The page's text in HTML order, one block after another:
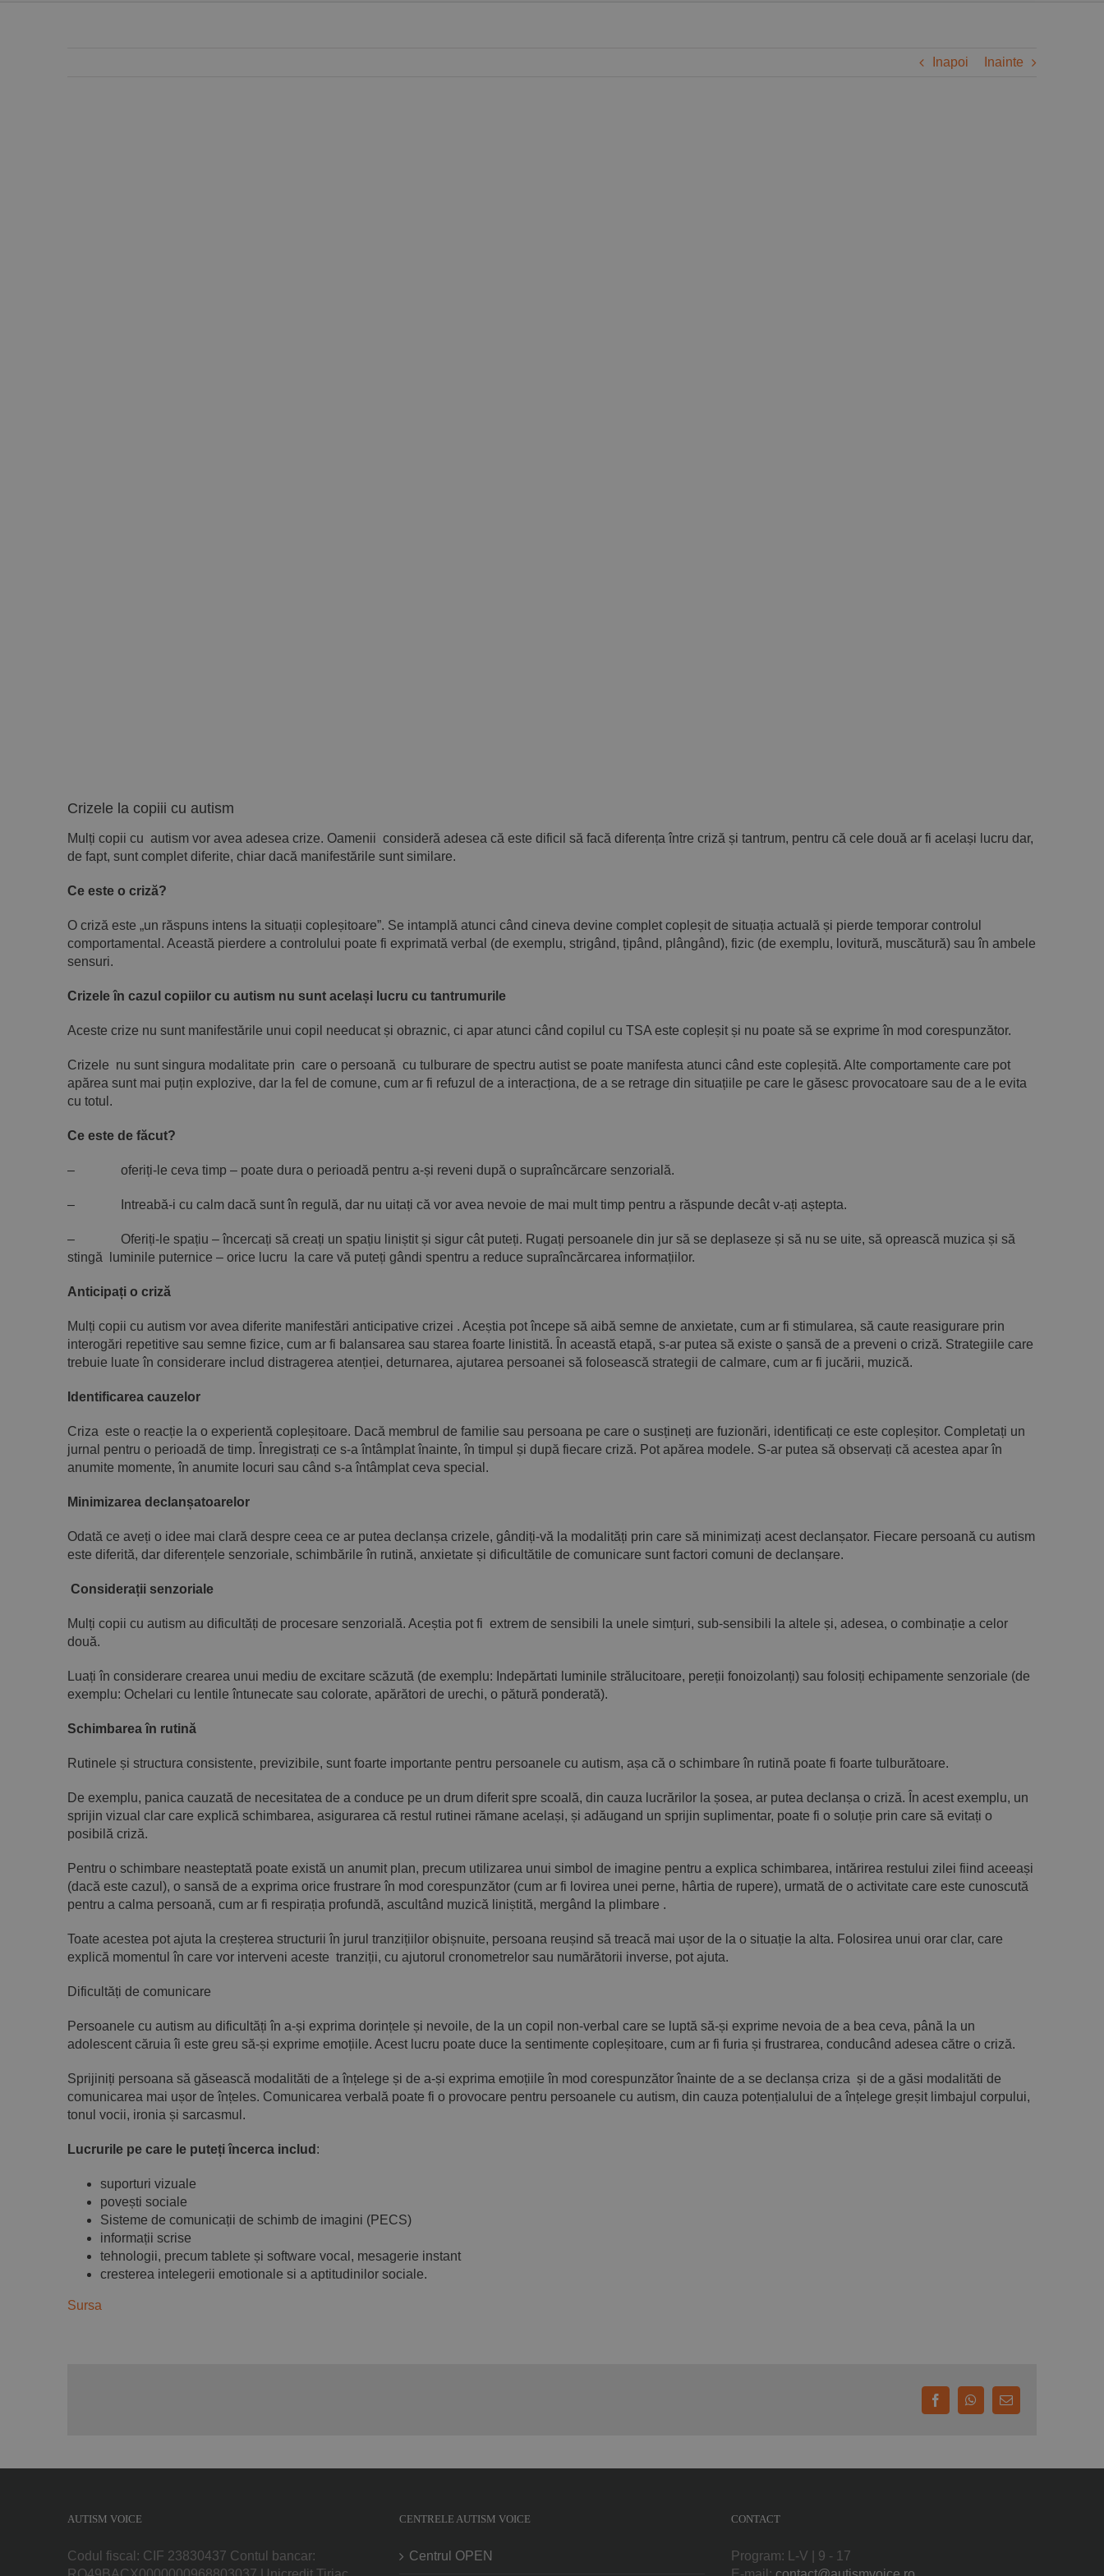
Inapoi Inainte
Crizele la copiii cu autism
Mulți copii cu autism vor avea adesea crize. Oamenii consideră adesea că este dificil să facă diferența între criză și tantrum, pentru că cele două ar fi același lucru dar,
de fapt, sunt complet diferite, chiar dacă manifestările sunt similare.
Ce este o criză?
O criză este „un răspuns intens la situații copleșitoare”. Se intamplă atunci când cineva devine complet copleșit de situația actuală și pierde temporar controlul
comportamental. Această pierdere a controlului poate fi exprimată verbal (de exemplu, strigând, țipând, plângând), fizic (de exemplu, lovitură, muscătură) sau în ambele
sensuri.
Crizele în cazul copiilor cu autism nu sunt același lucru cu tantrumurile
Aceste crize nu sunt manifestările unui copil needucat și obraznic, ci apar atunci când copilul cu TSA este copleșit și nu poate să se exprime în mod corespunzător.
Crizele nu sunt singura modalitate prin care o persoană cu tulburare de spectru autist se poate manifesta atunci când este copleșită. Alte comportamente care pot
apărea sunt mai puțin explozive, dar la fel de comune, cum ar fi refuzul de a interacționa, de a se retrage din situațiile pe care le găsesc provocatoare sau de a le evita
cu totul.
Ce este de făcut?
– oferiți-le ceva timp – poate dura o perioadă pentru a-și reveni după o supraîncărcare senzorială.
– Intreabă-i cu calm dacă sunt în regulă, dar nu uitați că vor avea nevoie de mai mult timp pentru a răspunde decât v-ați aștepta.
– Oferiți-le spațiu – încercați să creați un spațiu liniștit și sigur cât puteți. Rugați persoanele din jur să se deplaseze și să nu se uite, să oprească muzica și să
stingă luminile puternice – orice lucru la care vă puteți gândi spentru a reduce supraîncărcarea informațiilor.
Anticipați o criză
Mulți copii cu autism vor avea diferite manifestări anticipative crizei . Aceștia pot începe să aibă semne de anxietate, cum ar fi stimularea, să caute reasigurare prin
interogări repetitive sau semne fizice, cum ar fi balansarea sau starea foarte linistită. În această etapă, s-ar putea să existe o șansă de a preveni o criză. Strategiile care
trebuie luate în considerare includ distragerea atenției, deturnarea, ajutarea persoanei să folosească strategii de calmare, cum ar fi jucării, muzică.
Identificarea cauzelor
Criza este o reacție la o experientă copleșitoare. Dacă membrul de familie sau persoana pe care o susțineți are fuzionări, identificați ce este copleșitor. Completați un
jurnal pentru o perioadă de timp. Înregistrați ce s-a întâmplat înainte, în timpul și după fiecare criză. Pot apărea modele. S-ar putea să observați că acestea apar în
anumite momente, în anumite locuri sau când s-a întâmplat ceva special.
Minimizarea declanșatoarelor
Odată ce aveți o idee mai clară despre ceea ce ar putea declanșa crizele, gândiți-vă la modalități prin care să minimizați acest declanșator. Fiecare persoană cu autism
este diferită, dar diferențele senzoriale, schimbările în rutină, anxietate și dificultătile de comunicare sunt factori comuni de declanșare.
Considerații senzoriale
Mulți copii cu autism au dificultăți de procesare senzorială. Aceștia pot fi extrem de sensibili la unele simțuri, sub-sensibili la altele și, adesea, o combinație a celor
două.
Luați în considerare crearea unui mediu de excitare scăzută (de exemplu: Indepărtati luminile strălucitoare, pereții fonoizolanți) sau folosiți echipamente senzoriale (de
exemplu: Ochelari cu lentile întunecate sau colorate, apărători de urechi, o pătură ponderată).
Schimbarea în rutină
Rutinele și structura consistente, previzibile, sunt foarte importante pentru persoanele cu autism, așa că o schimbare în rutină poate fi foarte tulburătoare.
De exemplu, panica cauzată de necesitatea de a conduce pe un drum diferit spre scoală, din cauza lucrărilor la șosea, ar putea declanșa o criză. În acest exemplu, un
sprijin vizual clar care explică schimbarea, asigurarea că restul rutinei rămane același, și adăugand un sprijin suplimentar, poate fi o soluție prin care să evitați o
posibilă criză.
Pentru o schimbare neasteptată poate există un anumit plan, precum utilizarea unui simbol de imagine pentru a explica schimbarea, intărirea restului zilei fiind aceeași
(dacă este cazul), o sansă de a exprima orice frustrare în mod corespunzător (cum ar fi lovirea unei perne, hârtia de rupere), urmată de o activitate care este cunoscută
pentru a calma persoană, cum ar fi respirația profundă, ascultând muzică liniștită, mergând la plimbare .
Toate acestea pot ajuta la creșterea structurii în jurul tranzițiilor obișnuite, persoana reușind să treacă mai ușor de la o situație la alta. Folosirea unui orar clar, care
explică momentul în care vor interveni aceste tranziții, cu ajutorul cronometrelor sau numărătorii inverse, pot ajuta.
Dificultăți de comunicare
Persoanele cu autism au dificultăți în a-și exprima dorințele și nevoile, de la un copil non-verbal care se luptă să-și exprime nevoia de a bea ceva, până la un
adolescent căruia îi este greu să-și exprime emoțiile. Acest lucru poate duce la sentimente copleșitoare, cum ar fi furia și frustrarea, conducând adesea către o criză.
Sprijiniți persoana să găsească modalităti de a înțelege și de a-și exprima emoțiile în mod corespunzător înainte de a se declanșa criza și de a găsi modalităti de
comunicarea mai ușor de înțeles. Comunicarea verbală poate fi o provocare pentru persoanele cu autism, din cauza potențialului de a înțelege greșit limbajul corpului,
tonul vocii, ironia și sarcasmul.
Lucrurile pe care le puteți încerca includ :
suporturi vizuale
povești sociale
Sisteme de comunicații de schimb de imagini (PECS)
informații scrise
tehnologii, precum tablete și software vocal, mesagerie instant
cresterea intelegerii emotionale si a aptitudinilor sociale.
Sursa
FacebookWhatsApp
E-
mail:
AUTISM VOICE
Codul fiscal: CIF 23830437 Contul bancar:
CENTRELE AUTISM VOICE
Centrul OPEN
CONTACT
Program: L-V | 9 - 17